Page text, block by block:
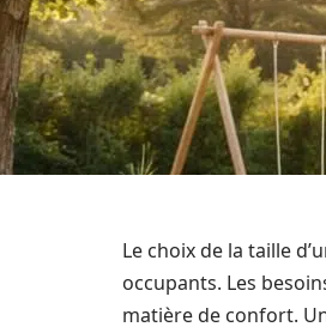
Le choix de la taille
occupants. Les
matière de confort.